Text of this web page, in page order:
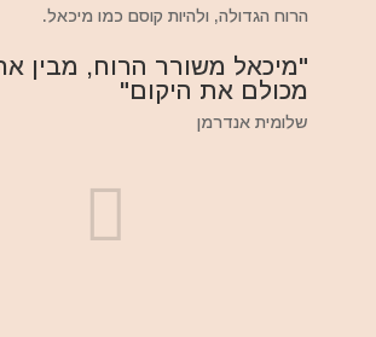
הרוח הגדולה, ולהיות קוסם כמו מיכאל.
"מיכאל משורר הרוח, מבין
מכולם את היקום"
שלומית אנדרמן